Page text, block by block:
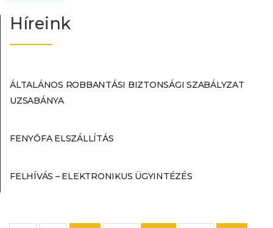
Híreink
ÁLTALÁNOS ROBBANTÁSI BIZTONSÁGI SZABÁLYZAT
UZSABÁNYA
FENYŐFA ELSZÁLLÍTÁS
FELHÍVÁS – ELEKTRONIKUS ÜGYINTÉZÉS